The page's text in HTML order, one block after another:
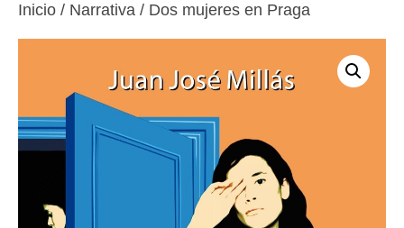
Inicio / Narrativa / Dos mujeres en Praga